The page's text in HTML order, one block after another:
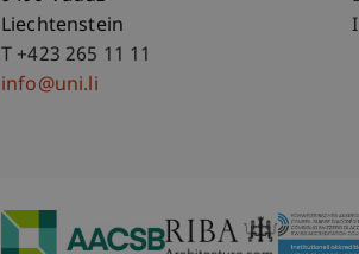
Liechtenstein
T +423 265 11 11
info@uni.li